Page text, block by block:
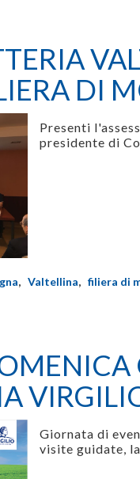
DI
Presenti
presidente di
, Valtellina, filiera di
Giornata di
visite guidate,